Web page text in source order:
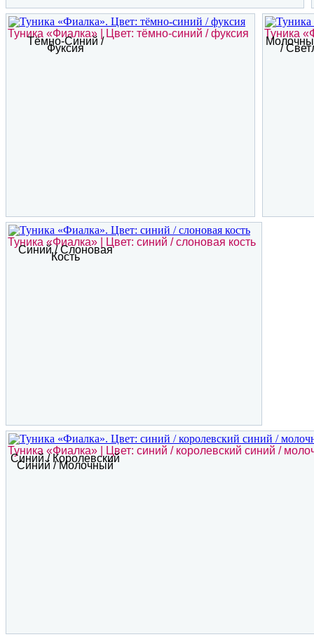
Туника «Фиалка» | Цвет: тёмно-синий / фуксия
Тёмно-Синий /
Фуксия
Туника
/
Туника «Фиалка» | Цвет: синий / слоновая кость
Синий / Слоновая
Кость
Туника «Фиалка» | Цвет: синий / королевский синий /
Синий / Королевский
Синий / Молочный